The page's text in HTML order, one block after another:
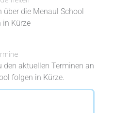
die Menaul School
in Kürze
den aktuellen Terminen an
folgen in Kürze.